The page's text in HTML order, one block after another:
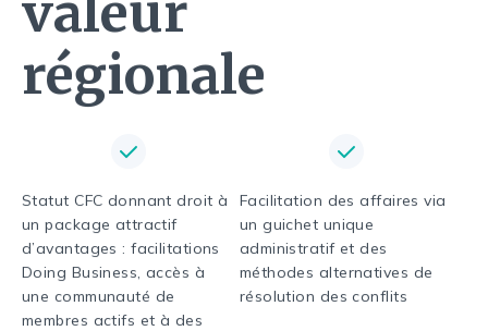
régionale
Statut CFC donnant droit à
un package attractif
d’avantages : facilitations
Doing Business, accès à
une communauté de
membres actifs et à des
Facilitation des affaires via
un guichet unique
administratif et des
méthodes alternatives de
résolution des conflits